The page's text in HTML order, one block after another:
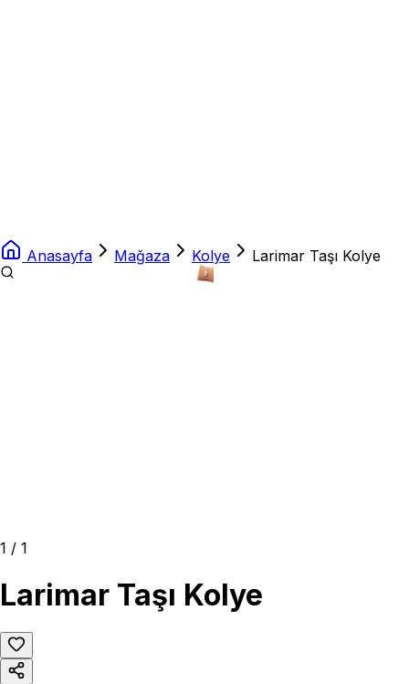
Anasayfa Mağaza Kolye Larimar Taşı Kolye
1 / 1
Larimar Taşı Kolye